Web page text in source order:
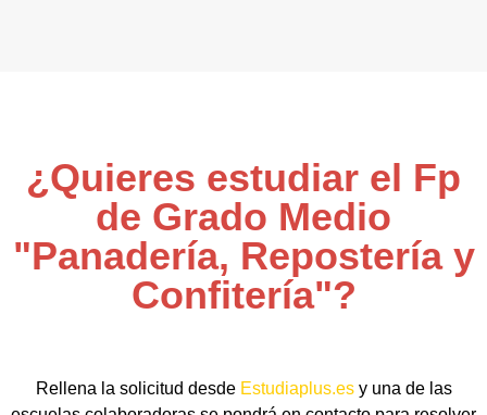
¿Quieres estudiar el Fp
de Grado Medio
"Panadería, Repostería y
Confitería"?
Rellena la solicitud desde Estudiaplus.esy una de las